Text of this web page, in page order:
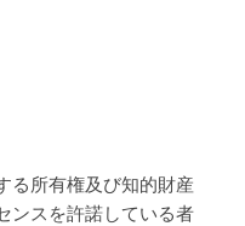
る所有権及び知的財産
ンスを許諾している者